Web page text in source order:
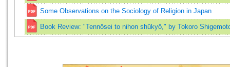
Some Observations on the Sociology of Religion in Japan
Book Review: "Tennōsei to nihon shūkyō," by Tokoro